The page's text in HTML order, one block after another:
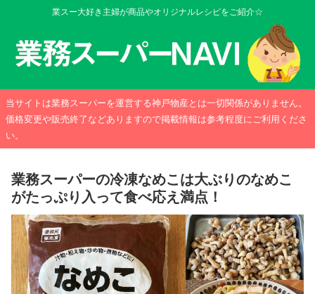
業スー大好き主婦が商品やオリジナルレシピをご紹介☆
当サイトは業務スーパーを運営する神戸物産とは一切関係がありません。
価格変更や販売終了などありますので掲載情報は参考程度にご利用くださ
い。
業務スーパーの冷凍なめこは大ぶりのなめこ
がたっぷり入って食べ応え満点！